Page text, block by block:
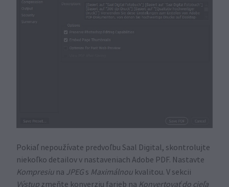
Pokiaľ nepoužívate predvoľbu Saal Digital, skontrolujte
niekoľko detailov v nastaveniach Adobe PDF. Nastavte
Kompresiu na JPEGs Maximálnou kvalitou. V sekcii
Výstup zmeňte konverziu farieb na Konvertovať do cieľa